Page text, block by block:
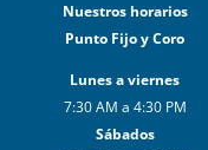
Nuestros horarios
Punto Fijo y Coro
Lunes a viernes
7:30 AM a 4:30 PM
Sábados